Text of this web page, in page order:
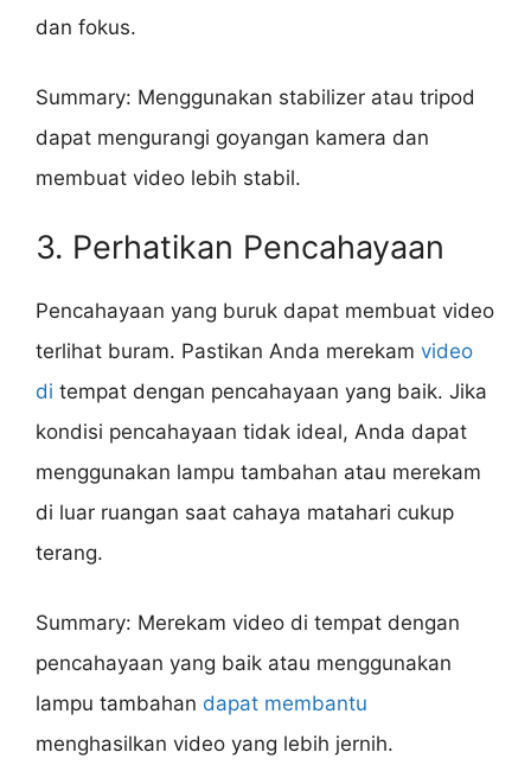
dan fokus.
Summary: Menggunakan stabilizer atau tripod
dapat mengurangi goyangan kamera dan
membuat video lebih stabil.
3. Perhatikan Pencahayaan
Pencahayaan yang buruk dapat membuat video
terlihat buram. Pastikan Anda merekam video
di tempat dengan pencahayaan yang baik. Jika
kondisi pencahayaan tidak ideal, Anda dapat
menggunakan lampu tambahan atau merekam
di luar ruangan saat cahaya matahari cukup
terang.
Summary: Merekam video di tempat dengan
pencahayaan yang baik atau menggunakan
lampu tambahan dapat membantu
menghasilkan video yang lebih jernih.